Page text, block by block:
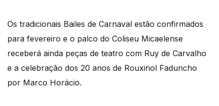
Os tradicionais Bailes de Carnaval estão confirmados
para fevereiro e o palco do Coliseu Micaelense
receberá ainda peças de teatro com Ruy de Carvalho
e a celebração dos 20 anos de Rouxinol Faduncho
por Marco Horácio.